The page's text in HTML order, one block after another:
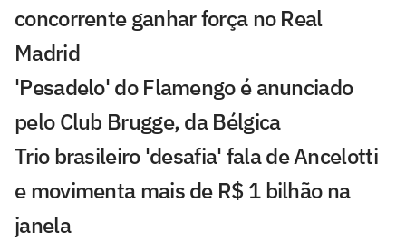
concorrente ganhar força no Real
Madrid
'Pesadelo' do Flamengo é anunciado
pelo Club Brugge, da Bélgica
Trio brasileiro 'desafia' fala de Ancelotti
e movimenta mais de R$ 1 bilhão na
janela